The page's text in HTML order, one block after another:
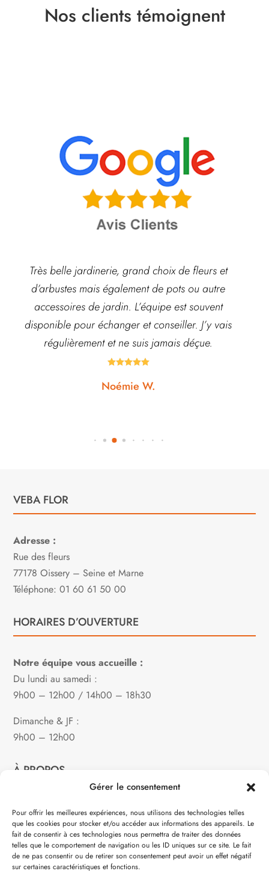
Gérer le consentement
Pour offrir les meilleures expériences, nous utilisons des technologies telles
que les cookies pour stocker et/ou accéder aux informations des appareils. Le
fait de consentir à ces technologies nous permettra de traiter des données
telles que le comportement de navigation ou les ID uniques sur ce site. Le fait
de ne pas consentir ou de retirer son consentement peut avoir un effet négatif
sur certaines caractéristiques et fonctions.
Nos clients témoignent
Très belle jardinerie, grand choix de fleurs et
d’arbustes mais également de pots ou autre
accessoires de jardin. L’équipe est souvent
disponible pour échanger et conseiller. J’y vais
régulièrement et ne suis jamais déçue.

Noémie W.
VEBA FLOR
Adresse :
Rue des fleurs
77178 Oissery – Seine et Marne
Téléphone: 01 60 61 50 00
HORAIRES D’OUVERTURE
Notre équipe vous accueille :
Du lundi au samedi :
9h00 – 12h00 / 14h00 – 18h30
Dimanche & JF :
9h00 – 12h00
À PROPOS
Notre philosophie
Contact
Partenaire de: